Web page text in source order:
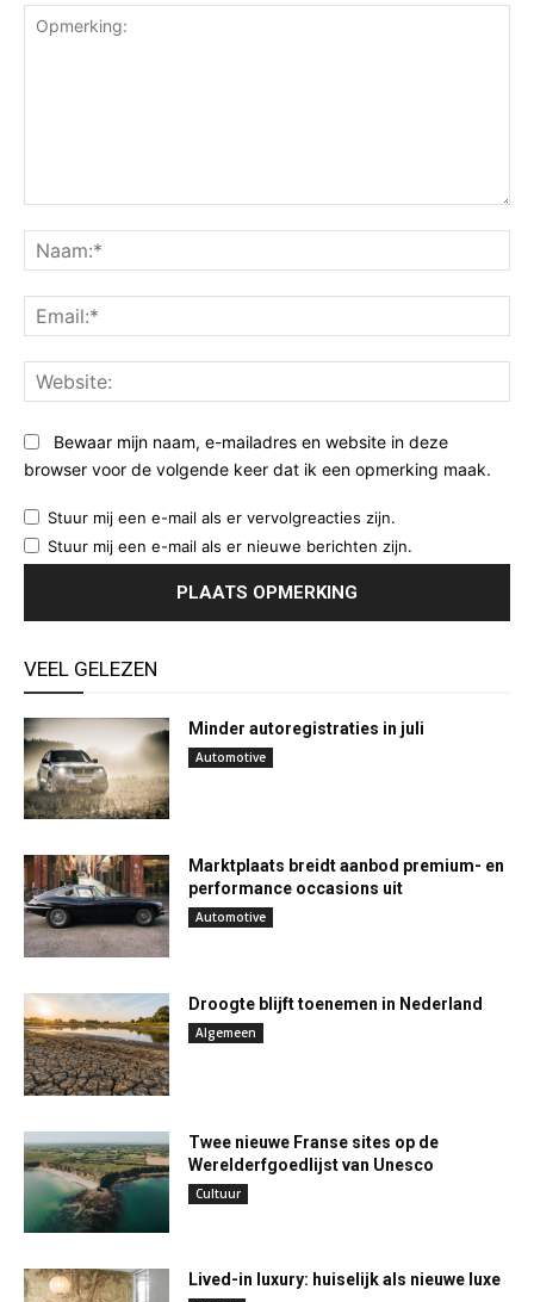
Bewaar mijn naam, e-mailadres en website in deze
browser voor de volgende keer dat ik een opmerking maak.
Stuur mij een e-mail als er vervolgreacties zijn.
Stuur mij een e-mail als er nieuwe berichten zijn.
VEEL GELEZEN
Minder autoregistraties in juli
Automotive
Marktplaats breidt aanbod premium- en
performance occasions uit
Automotive
Droogte blijft toenemen in Nederland
Algemeen
Twee nieuwe Franse sites op de
Werelderfgoedlijst van Unesco
Cultuur
Lived-in luxury: huiselijk als nieuwe luxe